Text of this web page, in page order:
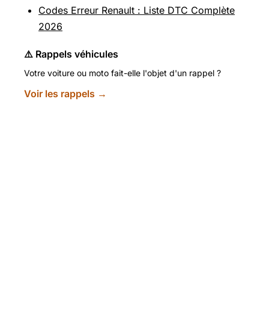
Codes Erreur Renault : Liste DTC Complète
2026
⚠️ Rappels véhicules
Votre voiture ou moto fait-elle l'objet d'un rappel ?
Voir les rappels →